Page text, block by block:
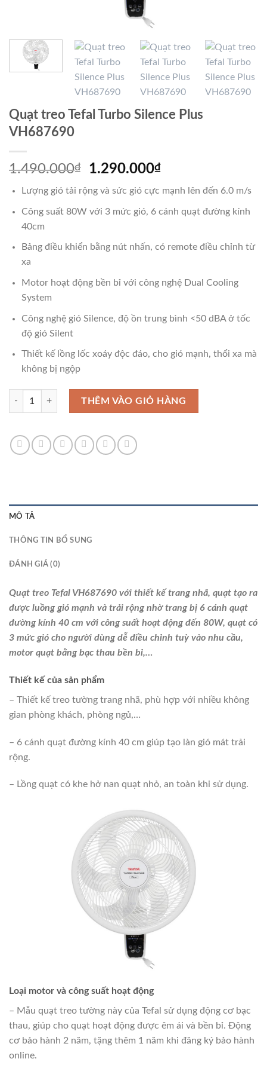
Quạt treo Tefal Turbo Silence Plus
VH687690
1.490.000₫
Giá
là:
1.490.000₫.
1.290.000₫Giá
tại
là:
Lượng gió tải rộng và sức gió cực mạnh lên đến 6.0 m/s
Công suất 80W với 3 mức gió, 6 cánh quạt đường kính
40cm
Bảng điều khiển bằng nút nhấn, có remote điều chỉnh từ
xa
Motor hoạt động bền bỉ với công nghệ Dual Cooling
System
Công nghệ gió Silence, độ ồn trung bình <50 dBA ở tốc
độ gió Silent
Thiết kế lồng lốc xoáy độc đáo, cho gió mạnh, thổi xa mà
không bị ngộp
Quạt treo Tefal Turbo Silence Plus VH687690 số lượng
THÊM VÀO GIỎ HÀNG
MÔ TẢ
THÔNG TIN BỔ SUNG
ĐÁNH GIÁ (0)
Quạt treo Tefal VH687690 với thiết kế trang nhã, quạt tạo ra
được luồng gió mạnh và trải rộng nhờ trang bị 6 cánh quạt
đường kính 40 cm với công suất hoạt động đến 80W, quạt có
3 mức gió cho người dùng dễ điều chỉnh tuỳ vào nhu cầu,
motor quạt bằng bạc thau bền bỉ,…
Thiết kế của sản phẩm
– Thiết kế treo tường trang nhã, phù hợp với nhiều không
gian phòng khách, phòng ngủ,…
– 6 cánh quạt đường kính 40 cm giúp tạo làn gió mát trải
rộng.
– Lồng quạt có khe hở nan quạt nhỏ, an toàn khi sử dụng.
Loại motor và công suất hoạt động
– Mẫu quạt treo tường này của Tefal sử dụng động cơ bạc
thau, giúp cho quạt hoạt động được êm ái và bền bỉ. Động
cơ bảo hành 2 năm, tặng thêm 1 năm khi đăng ký bảo hành
online.